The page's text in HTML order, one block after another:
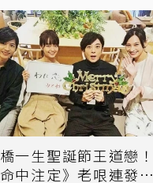
一生聖誕節王道戀！
命中注定》老哏連發大